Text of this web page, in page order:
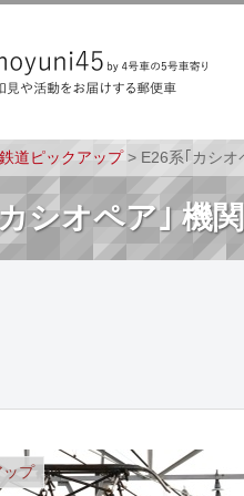
鉄道ピックアップ> E26系｢カシ
シオペア｣ 機
プ